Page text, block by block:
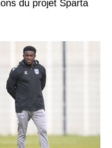
du projet Sparta